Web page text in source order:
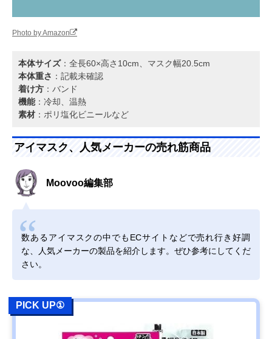
Photo by Amazon
本体サイズ：全長60×高さ10cm、マスク幅20.5cm
本体重さ ：記載未確認
着け方 ：バンド
機能：冷却、温熱
素材 ：ポリ塩化ビニールなど
アイマスク、人気メーカーの売れ筋商品
Moovoo編集部
数あるアイマスクの中でもECサイトなどで売れ行き好調
な、人気メーカーの製品を紹介します。ぜひ参考にしてくだ
さい。
PICK UP①